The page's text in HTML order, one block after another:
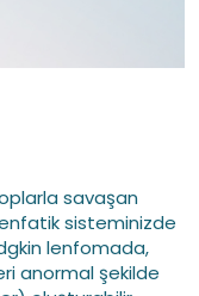
savaşan
sisteminizde
lenfomada,
anormal şekilde